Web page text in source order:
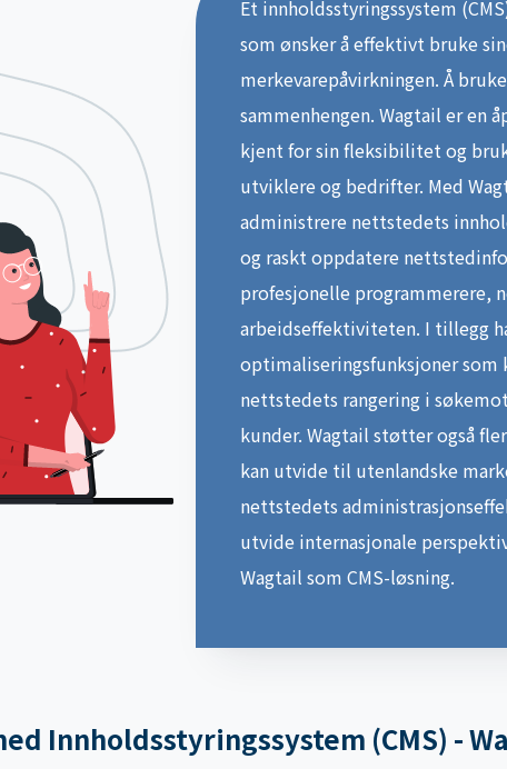
Et innholdsstyringssystem
som ønsker å effektivt bruke
merkevarepåvirkningen. Å
sammenhengen. Wagtail er en
kjent for sin fleksibilitet og
utviklere og bedrifter. Med
administrere nettstedets
og raskt oppdatere
profesjonelle programmerere,
arbeidseffektiviteten. I tillegg
optimaliseringsfunksjoner som
nettstedets rangering i
kunder. Wagtail støtter også
kan utvide til utenlandske
nettstedets
utvide internasjonale
Wagtail som CMS-løsning.
Innholdsstyringssystem (CMS) -